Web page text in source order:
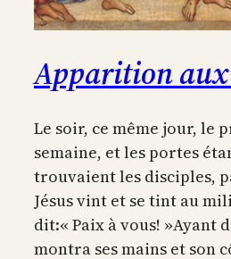
Apparition
Le soir, ce même jour, le
semaine, et les portes
trouvaient les disciples,
Jésus vint et se tint au
dit:« Paix à vous! »Ayant
montra ses mains et son